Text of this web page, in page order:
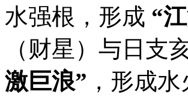
水强根，形成 “
（财星）与日支
激巨浪” ，形成